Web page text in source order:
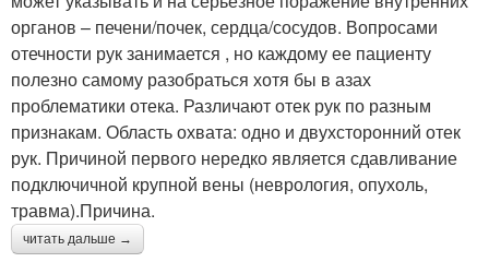
органов – печени/почек, сердца/сосудов. Вопросами
отечности рук занимается , но каждому ее пациенту
полезно самому разобраться хотя бы в азах
проблематики отека. Различают отек рук по разным
признакам. Область охвата: одно и двухсторонний отек
рук. Причиной первого нередко является сдавливание
подключичной крупной вены (неврология, опухоль,
травма).Причина.
читать дальше →